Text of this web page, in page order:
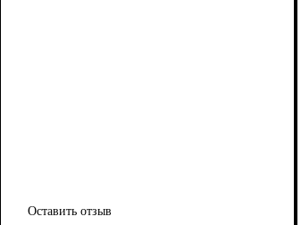
Оставить отзыв